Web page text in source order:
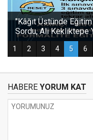
HABERE YORUM KAT